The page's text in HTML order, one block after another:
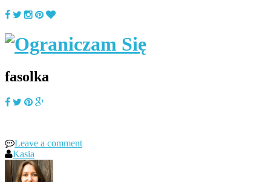
fasolka
Leave a comment
Kasia